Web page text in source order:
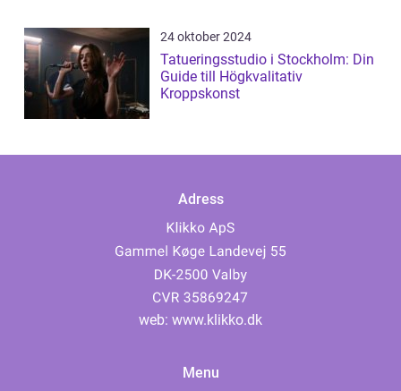
24 oktober 2024
Tatueringsstudio i Stockholm: Din
Guide till Högkvalitativ
Kroppskonst
Adress
web: www.klikko.dk
Menu